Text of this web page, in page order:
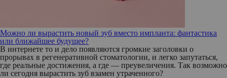
Можно ли вырастить новый зуб вместо импланта: фантастика
или ближайшее будущее?
В интернете то и дело появляются громкие заголовки о
прорывах в регенеративной стоматологии, и легко запутаться,
где реальные достижения, а где — преувеличения. Так возможно
ли сегодня вырастить зуб взамен утраченного?